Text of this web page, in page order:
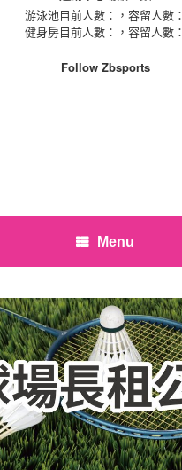
游泳池目前人數：
，容留人數：
健身房目前人數：
，容留人數：
Follow Zbsports
Menu